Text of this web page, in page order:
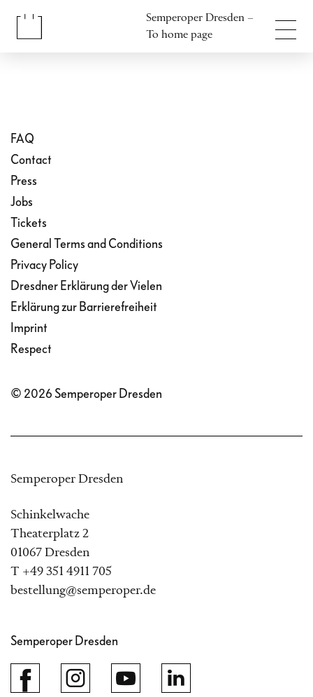
Semperoper Dresden –
To home page
FAQ
Contact
Press
Jobs
Tickets
General Terms and Conditions
Privacy Policy
Dresdner Erklärung der Vielen
Erklärung zur Barrierefreiheit
Imprint
Respect
© 2026 Semperoper Dresden
Semperoper Dresden
Schinkelwache
Theaterplatz 2
01067 Dresden
T +49 351 4911 705
bestellung@semperoper.de
Semperoper Dresden